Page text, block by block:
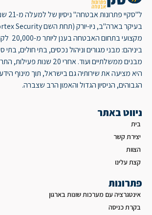
מקצועי
ביניהם: מבני מגורים וניהול נכסים, בתי חולים,
מבנים ממשלתיים ועוד. אחרי 20
היא מציעה את שירותיה גם בישראל, תוך מינוף
הגבוהים, הניסיון הגדול והאמון הרב שצברה.
ניווט באתר
בית
יצירת קשר
הצוות
קצת עלינו
פתרונות
אינטגרציה עם מערכות שונות בארגון
בקרת כניסה